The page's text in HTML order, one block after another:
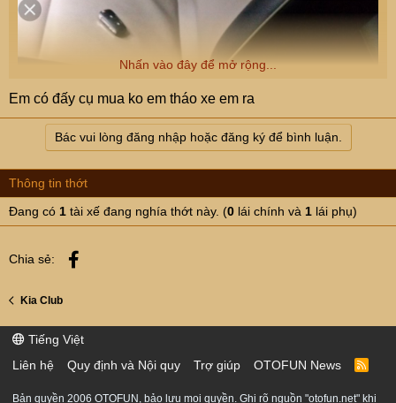
Nhấn vào đây để mở rộng...
Em có đấy cụ mua ko em tháo xe em ra
Bác vui lòng đăng nhập hoặc đăng ký để bình luận.
Thông tin thớt
Đang có 1 tài xế đang nghía thớt này. (0 lái chính và 1 lái phụ)
Chia sẻ:
Kia Club
Tiếng Việt
Liên hệ
Quy định và Nội quy Trợ giúp OTOFUN News
R
S
Bản quyền 2006 OTOFUN, bảo lưu mọi quyền. Ghi rõ nguồn "otofun.net" khi